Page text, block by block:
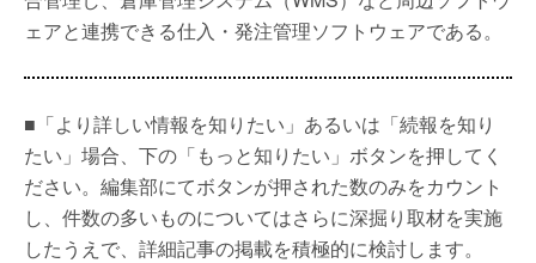
ェアと連携できる仕入・発注管理ソフトウェアである。
■「より詳しい情報を知りたい」あるいは「続報を知り
たい」場合、下の「もっと知りたい」ボタンを押してく
ださい。編集部にてボタンが押された数のみをカウント
し、件数の多いものについてはさらに深掘り取材を実施
したうえで、詳細記事の掲載を積極的に検討します。